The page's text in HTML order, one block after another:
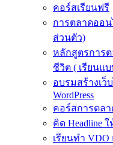
คอร์สเรียนฟรี
การตลาดออ
ส่วนตัว)
หลักสูตรการ
ชีวิต ( เรียนแ
อบรมสร้างเว็
WordPress
คอร์สการตล
คิด Headline
เรียนทำ